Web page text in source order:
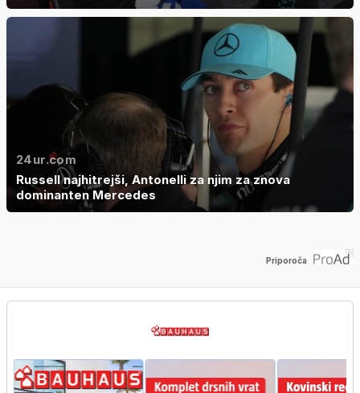
24ur.com
Russell najhitrejši, Antonelli za njim za znova
dominanten Mercedes
Priporoča